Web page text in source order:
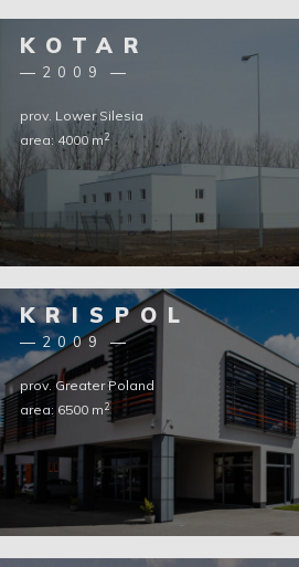
KOTAR
2009
prov. Lower Silesia
area: 4000 m2
KRISPOL
2009
prov. Greater Poland
area: 6500 m2